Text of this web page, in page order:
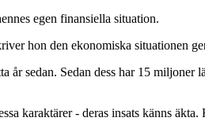
egen finansiella situation.
hon den ekonomiska situationen
sedan. Sedan dess har 15 miljoner
karaktärer - deras insats känns äkta.